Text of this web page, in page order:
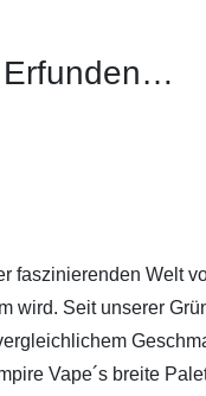
Erfunden…
faszinierenden Welt
wird. Seit unserer
Vape´s breite